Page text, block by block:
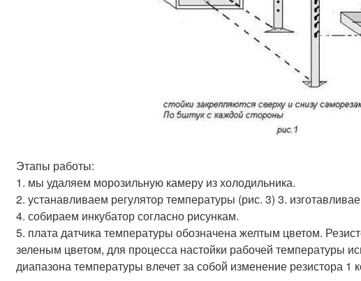
Этапы работы:
1. мы удаляем морозильную камеру из холодильника.
2. устанавливаем регулятор температуры (рис. 3) 3.
4. собираем инкубатор согласно рисункам.
5. плата датчика температуры обозначена желтым цветом.
зеленым цветом, для процесса настойки рабочей температуры
диапазона температуры влечет за собой изменение резистора 1